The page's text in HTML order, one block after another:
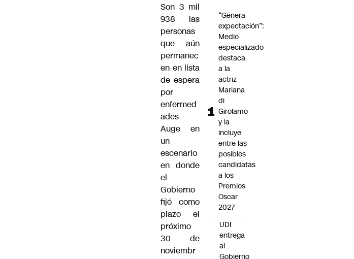
Son 3 mil
938 las
personas
que aún
permanec
en en lista
de espera
por
enfermed
ades
Auge en
un
escenario
en donde
el
Gobierno
fijó como
plazo el
próximo
30 de
noviembr
“Genera
expectación”:
Medio
especializado
destaca
a la
actriz
Mariana
di
Girolamo
y la
incluye
entre las
posibles
candidatas
a los
Premios
Oscar
2027
UDI
entrega
al
Gobierno